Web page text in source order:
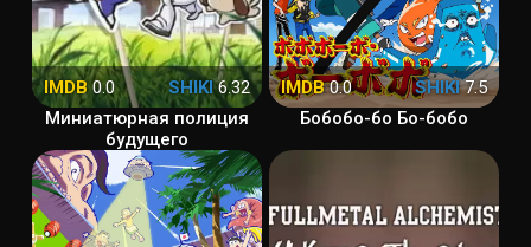
IMDB0.0 SHIKI6.32
Миниатюрная полиция
будущего
IMDB0.0 SHIKI7.5
Бобобо-бо Бо-бобо